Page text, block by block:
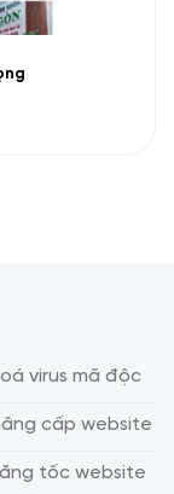
virus mã độc
cấp website
tốc website